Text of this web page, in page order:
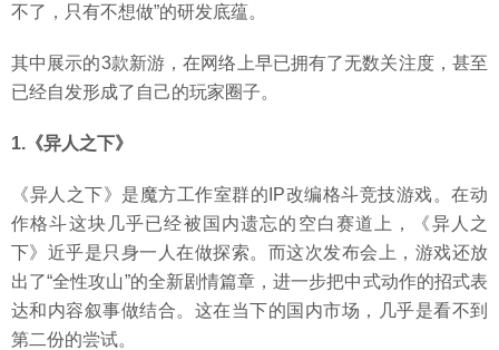
不了，只有不想做”的研发底蕴。
其中展示的3款新游，在网络上早已拥有了无数关注度，甚至
已经自发形成了自己的玩家圈子。
1.《异人之下》
《异人之下》是魔方工作室群的IP改编格斗竞技游戏。在动
作格斗这块几乎已经被国内遗忘的空白赛道上，《异人之
下》近乎是只身一人在做探索。而这次发布会上，游戏还放
出了“全性攻山”的全新剧情篇章，进一步把中式动作的招式表
达和内容叙事做结合。这在当下的国内市场，几乎是看不到
第二份的尝试。